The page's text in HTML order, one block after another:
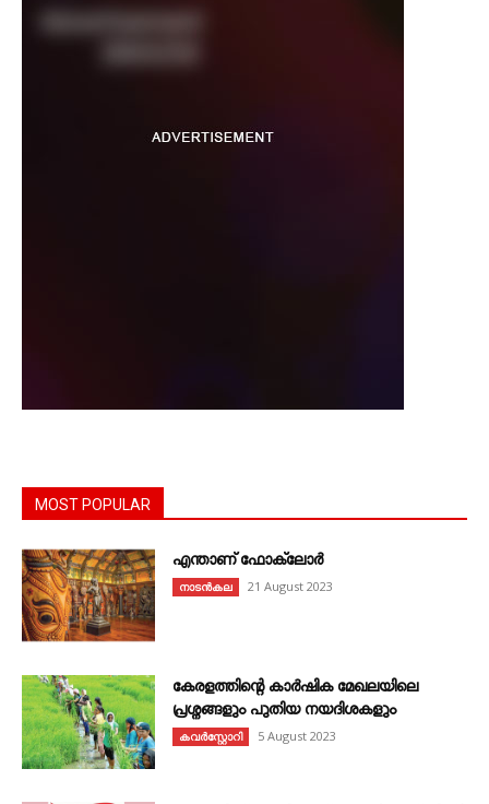
MOST POPULAR
എന്താണ്‌ ഫോക്‌ലോർ
നാടൻകല 21 August 2023
കേരളത്തിന്റെ കാർഷിക മേഖലയിലെ
പ്രശ്നങ്ങളും പുതിയ നയദിശകളും
കവര്‍സ്റ്റോറി 5 August 2023